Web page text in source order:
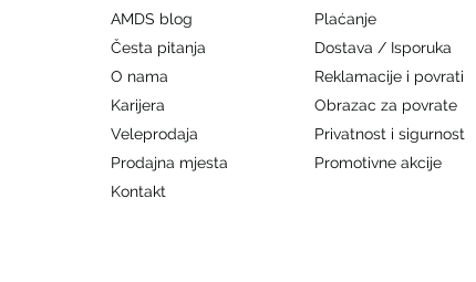
AMDS blog
Česta pitanja
O nama
Karijera
Veleprodaja
Prodajna mjesta
Kontakt
Plaćanje
Dostava / Isporuka
Reklamacije i povrati
Obrazac za povrate
Privatnost i sigurnost
Promotivne akcije